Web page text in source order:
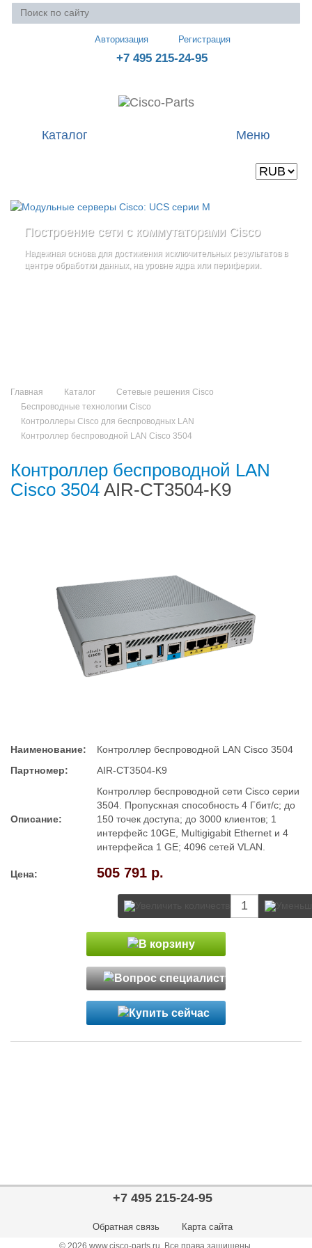
Авторизация Регистрация
+7 495 215-24-95
Меню
Каталог
Построение сети с коммутаторами Cisco
Надежная основа для достижения исключительных результатов в
центре обработки данных, на уровне ядра или периферии.
Стоечные серверы Cisco UCS серии C
Созданы для сокращения общей стоимости владенияи
повышение адаптивности Вашего бизнеса
дополнительные компоненты
Главная Каталог
Сетевые решения Cisco
Беспроводные технологии Cisco
Контроллеры Cisco для беспроводных LAN
Контроллер беспроводной LAN Cisco 3504
Контроллер беспроводной LAN
Cisco 3504 AIR-CT3504-K9
Наименование:
Контроллер беспроводной LAN Cisco 3504
Партномер:
AIR-CT3504-K9
Описание:
Контроллер беспроводной сети Cisco серии
3504. Пропускная способность 4 Гбит/с; до
150 точек доступа; до 3000 клиентов; 1
интерфейс 10GE, Multigigabit Ethernet и 4
интерфейса 1 GE; 4096 сетей VLAN.
Цена: 505 791 р.
+7 495 215-24-95
Обратная связь Карта сайта
© 2026 www.cisco-parts.ru. Все права защищены.